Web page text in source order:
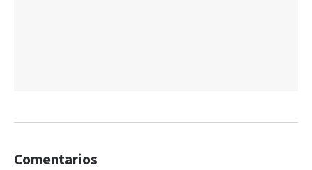
Comentarios